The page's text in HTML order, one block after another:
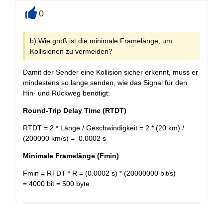
0
b) Wie groß ist die minimale Framelänge, um
Kollisionen zu vermeiden?
Damit der Sender eine Kollision sicher erkennt, muss er
mindestens so lange senden, wie das Signal für den
Hin- und Rückweg benötigt:
Round-Trip Delay Time (RTDT)
RTDT = 2 * Länge / Geschwindigkeit = 2 * (20 km) /
(200000 km/s) = 0.0002 s
Minimale Framelänge (Fmin)
Fmin = RTDT * R = (0.0002 s) * (20000000 bit/s)
= 4000 bit = 500 byte